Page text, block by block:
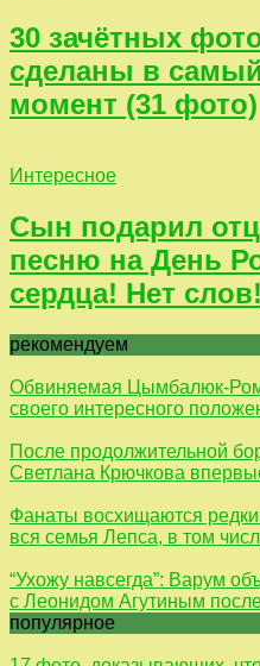
30 зачётных
сделаны в
момент (31 фото)
Интересное
Сын подарил
песню на День
сердца! Нет слов!
рекомендуем
Обвиняемая Цымбалюк-
своего интересного
После продолжительной
Светлана Крючкова
Фанаты восхищаются
вся семья Лепса, в том
“Ухожу навсегда”: Варум
с Леонидом Агутиным
популярное